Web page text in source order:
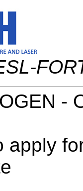
-
apply